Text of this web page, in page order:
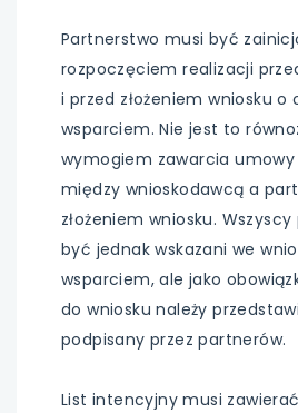
Partnerstwo musi być
rozpoczęciem realizacji
i przed złożeniem wniosku o
wsparciem. Nie jest to
wymogiem zawarcia
między wnioskodawcą a
złożeniem wniosku.
być jednak wskazani we
wsparciem, ale jako
do wniosku należy
podpisany przez partnerów.
List intencyjny musi